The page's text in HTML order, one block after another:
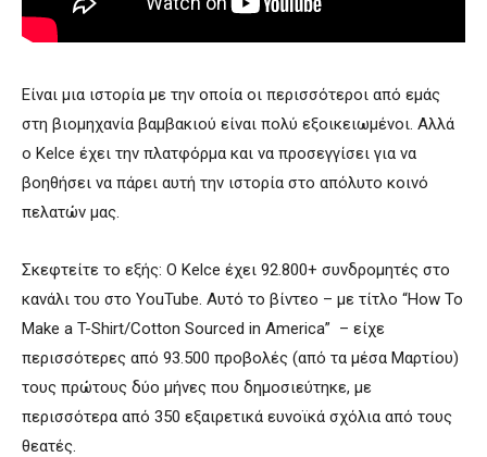
Είναι μια ιστορία με την οποία οι περισσότεροι από εμάς
στη βιομηχανία βαμβακιού είναι πολύ εξοικειωμένοι. Αλλά
ο Kelce έχει την πλατφόρμα και να προσεγγίσει για να
βοηθήσει να πάρει αυτή την ιστορία στο απόλυτο κοινό
πελατών μας.
Σκεφτείτε το εξής: Ο Kelce έχει 92.800+ συνδρομητές στο
κανάλι του στο YouTube. Αυτό το βίντεο – με τίτλο “How To
Make a T-Shirt/Cotton Sourced in America” – είχε
περισσότερες από 93.500 προβολές (από τα μέσα Μαρτίου)
τους πρώτους δύο μήνες που δημοσιεύτηκε, με
περισσότερα από 350 εξαιρετικά ευνοϊκά σχόλια από τους
θεατές.